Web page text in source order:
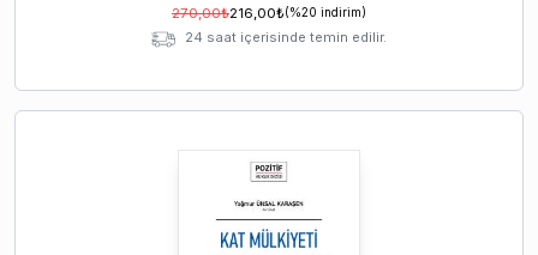
270,00₺216,00₺(%20 indirim)
24 saat içerisinde temin edilir.